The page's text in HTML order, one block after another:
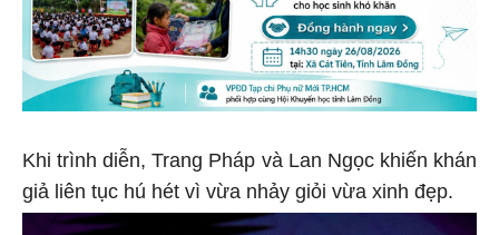
Khi trình diễn, Trang Pháp và Lan Ngọc khiến khán
giả liên tục hú hét vì vừa nhảy giỏi vừa xinh đẹp.